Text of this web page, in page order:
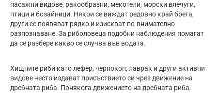
пасажни видове, ракообразни, мекотели, морски влечуги,
птици и бозайници. Някои се виждат редовно край брега,
други се появяват рядко и изискват по-внимателно
разпознаване. За риболовеца подобни наблюдения помагат
да се разбере какво се случва във водата.
Хищните риби като лефер, чернокоп, лаврак и други активни
видове често издават присъствието си чрез движение на
дребната риба. Понякога движението на дребната риба,